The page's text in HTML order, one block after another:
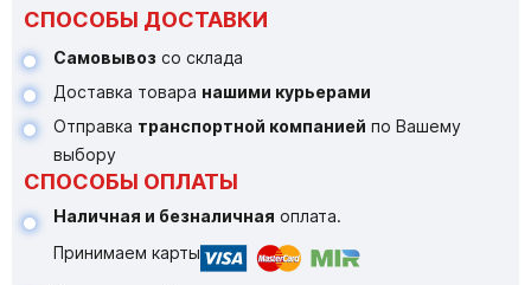
СПОСОБЫ ДОСТАВКИ
Самовывоз со склада
Доставка товара нашими курьерами
Отправка транспортной компанией по Вашему
выбору
СПОСОБЫ ОПЛАТЫ
Наличная и безналичная оплата.
Принимаем карты